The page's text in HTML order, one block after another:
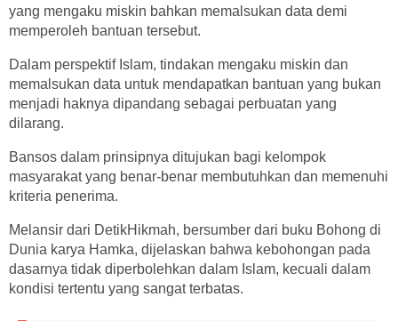
yang mengaku miskin bahkan memalsukan data demi
memperoleh bantuan tersebut.
Dalam perspektif Islam, tindakan mengaku miskin dan
memalsukan data untuk mendapatkan bantuan yang bukan
menjadi haknya dipandang sebagai perbuatan yang
dilarang.
Bansos dalam prinsipnya ditujukan bagi kelompok
masyarakat yang benar-benar membutuhkan dan memenuhi
kriteria penerima.
Melansir dari DetikHikmah, bersumber dari buku Bohong di
Dunia karya Hamka, dijelaskan bahwa kebohongan pada
dasarnya tidak diperbolehkan dalam Islam, kecuali dalam
kondisi tertentu yang sangat terbatas.